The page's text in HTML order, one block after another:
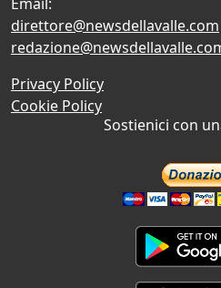
direttore@newsdellavalle.com
Privacy Policy
Cookie Policy
Sostienici con